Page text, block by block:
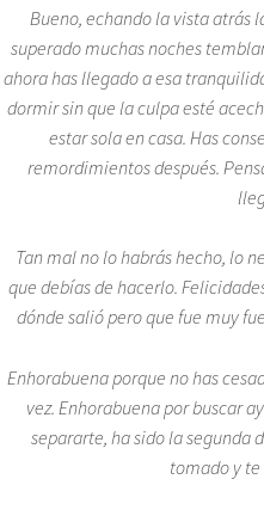
Bueno, echando la vista atrás
superado muchas noches
ahora has llegado a esa
dormir sin que la culpa esté
estar sola en casa. Has
remordimientos después.
Tan mal no lo habrás hecho, lo
que debías de hacerlo.
dónde salió pero que fue muy
Enhorabuena porque no has
vez. Enhorabuena por buscar
separarte, ha sido la segunda
tomado y